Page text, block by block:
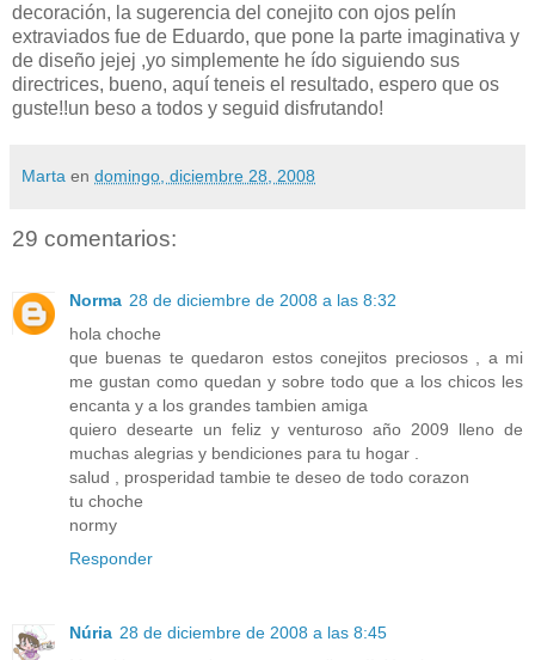
decoración, la sugerencia del conejito con ojos pelín
extraviados fue de Eduardo, que pone la parte imaginativa y
de diseño jejej ,yo simplemente he ído siguiendo sus
directrices, bueno, aquí teneis el resultado, espero que os
guste!!un beso a todos y seguid disfrutando!
Marta en domingo, diciembre 28, 2008
29 comentarios:
Norma 28 de diciembre de 2008 a las 8:32
hola choche
que buenas te quedaron estos conejitos preciosos , a mi
me gustan como quedan y sobre todo que a los chicos les
encanta y a los grandes tambien amiga
quiero desearte un feliz y venturoso año 2009 lleno de
muchas alegrias y bendiciones para tu hogar .
salud , prosperidad tambie te deseo de todo corazon
tu choche
normy
Responder
Núria 28 de diciembre de 2008 a las 8:45